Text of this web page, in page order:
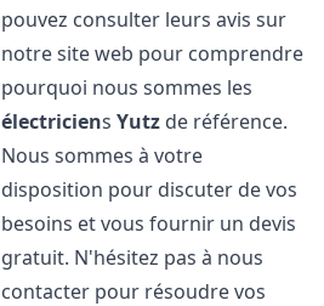
pouvez consulter leurs avis sur
notre site web pour comprendre
pourquoi nous sommes les
électriciensYutz de référence.
Nous sommes à votre
disposition pour discuter de vos
besoins et vous fournir un devis
gratuit. N'hésitez pas à nous
contacter pour résoudre vos